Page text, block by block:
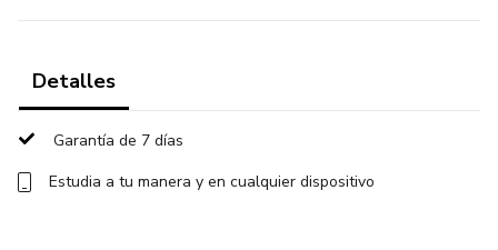
MomentumX es para todos aquellos que se sienten
quienes buscan mantener el impulso una vez que han
comenzado a trabajar por sus metas. Este curso te
enseñará a aprovechar tu energía al máximo, aplicando
productiva.
Detalles
Garantía de 7 días
Estudia a tu manera y en cualquier dispositivo